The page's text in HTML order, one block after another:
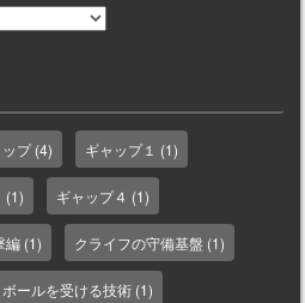
プ(4) ギャップ１ (1)
(1) ギャップ４ (1)
編 (1) クライフの守備基盤 (1)
ールを受ける技術 (1)